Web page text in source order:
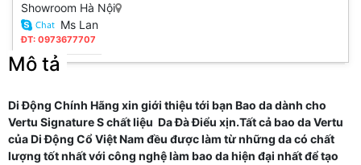
Showroom Hà Nội
Ms Lan
ĐT: 0973677707
Mô tả
Di Động Chính Hãng xin giới thiệu tới bạn Bao da dành cho
Vertu Signature S chất liệu Da Đà Điểu xịn.Tất cả bao da Vertu
của Di Động Cổ Việt Nam đều được làm từ những da có chất
lượng tốt nhất với công nghệ làm bao da hiện đại nhất để tạo